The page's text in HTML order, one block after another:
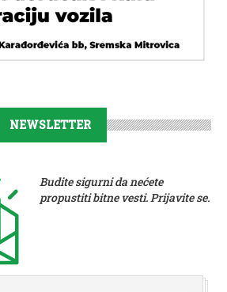
NEWSLETTER
Budite sigurni da nećete
propustiti bitne vesti. Prijavite se.